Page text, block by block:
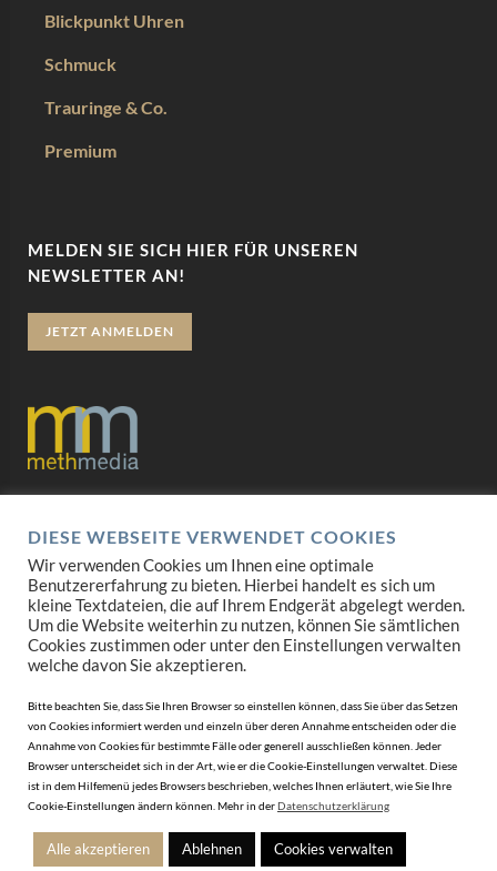
Blickpunkt Uhren
Schmuck
Trauringe & Co.
Premium
MELDEN SIE SICH HIER FÜR UNSEREN
NEWSLETTER AN!
JETZT ANMELDEN
Impressum
AGB
Mediadaten
DIESE WEBSEITE VERWENDET COOKIES
Wir verwenden Cookies um Ihnen eine optimale
Benutzererfahrung zu bieten. Hierbei handelt es sich um
kleine Textdateien, die auf Ihrem Endgerät abgelegt werden.
Um die Website weiterhin zu nutzen, können Sie sämtlichen
Cookies zustimmen oder unter den Einstellungen verwalten
welche davon Sie akzeptieren.
Bitte beachten Sie, dass Sie Ihren Browser so einstellen können, dass Sie über das Setzen
von Cookies informiert werden und einzeln über deren Annahme entscheiden oder die
Annahme von Cookies für bestimmte Fälle oder generell ausschließen können. Jeder
Browser unterscheidet sich in der Art, wie er die Cookie-Einstellungen verwaltet. Diese
ist in dem Hilfemenü jedes Browsers beschrieben, welches Ihnen erläutert, wie Sie Ihre
Cookie-Einstellungen ändern können. Mehr in derDatenschutzerklärung
Alle akzeptieren Ablehnen Cookies verwalten